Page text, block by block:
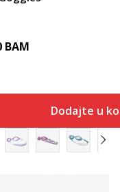
BAM
Dodajte u